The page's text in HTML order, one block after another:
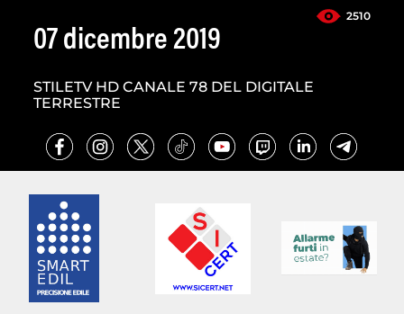
2510
07 dicembre 2019
STILETV HD CANALE 78 DEL DIGITALE
TERRESTRE